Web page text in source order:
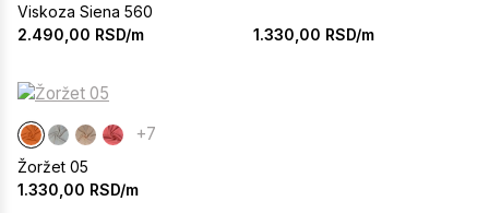
Viskoza Siena 560
2.490,00 RSD/m 1.330,00 RSD/m
+7
Žoržet 05
1.330,00 RSD/m